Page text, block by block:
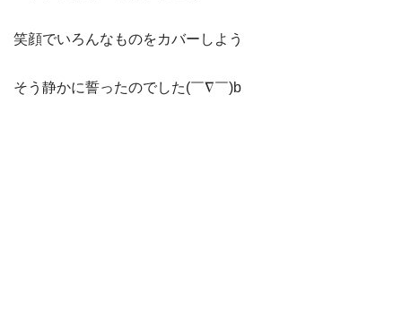
笑顔でいろんなものをカバーしよう
そう静かに誓ったのでした(￣∇￣)b